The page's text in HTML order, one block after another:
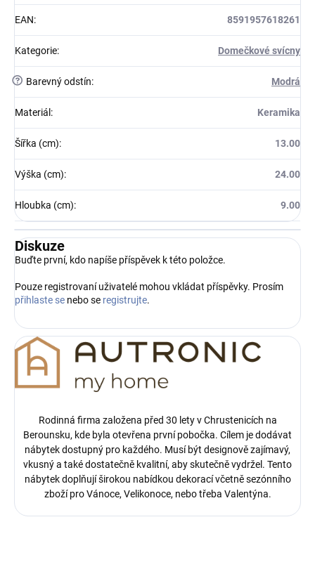
EAN: 8591957618261
Kategorie: Domečkové svícny
? Barevný odstín: Modrá
Materiál : Keramika
Šířka (cm): 13.00
Výška (cm): 24.00
Hloubka (cm): 9.00
Diskuze
Buďte první, kdo napíše příspěvek k této položce.
Pouze registrovaní uživatelé mohou vkládat příspěvky. Prosím
přihlaste se nebo se registrujte.
Rodinná firma založena před 30 lety v Chrustenicích na
Berounsku, kde byla otevřena první pobočka. Cílem je dodávat
nábytek dostupný pro každého. Musí být designově zajímavý,
vkusný a také dostatečně kvalitní, aby skutečně vydržel. Tento
nábytek doplňují širokou nabídkou dekorací včetně sezónního
zboží pro Vánoce, Velikonoce, nebo třeba Valentýna.